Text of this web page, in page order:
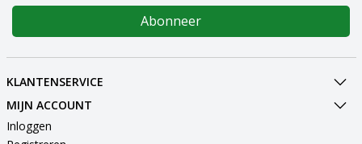
Abonneer
KLANTENSERVICE
MIJN ACCOUNT
Inloggen